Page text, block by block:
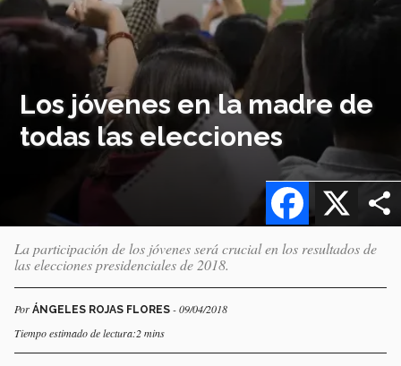
Los jóvenes en la madre de
todas las elecciones
X
Facebook
La participación de los jóvenes será crucial en los resultados de
las elecciones presidenciales de 2018.
Por ÁNGELES ROJAS FLORES - 09/04/2018
Tiempo estimado de lectura:2 mins